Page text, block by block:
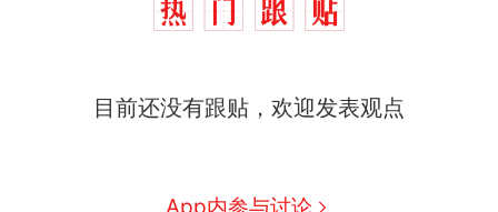
目前还没有跟贴，欢迎发表观点
App内参与讨论
热
十多万人报名的考试，成绩
家，刚改国名，总统就邀请中
了……
视频丨只要一枚命中就能让航